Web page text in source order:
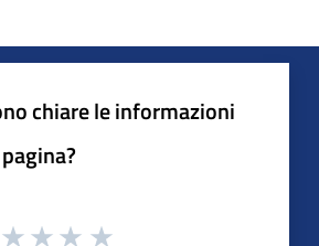
chiare le informazioni